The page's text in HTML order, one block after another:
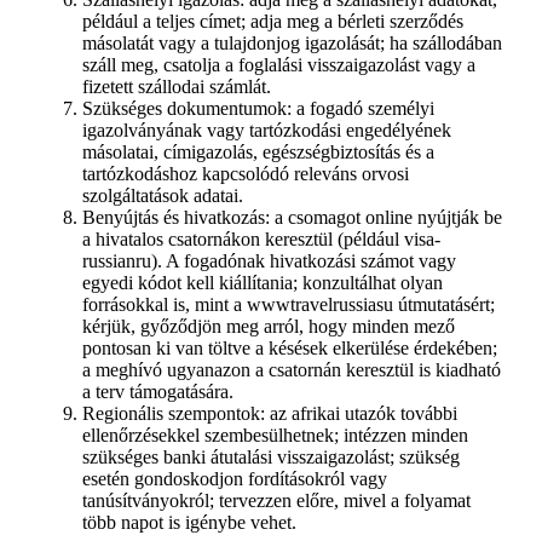
például a teljes címet; adja meg a bérleti szerződés
másolatát vagy a tulajdonjog igazolását; ha szállodában
száll meg, csatolja a foglalási visszaigazolást vagy a
fizetett szállodai számlát.
Szükséges dokumentumok: a fogadó személyi
igazolványának vagy tartózkodási engedélyének
másolatai, címigazolás, egészségbiztosítás és a
tartózkodáshoz kapcsolódó releváns orvosi
szolgáltatások adatai.
Benyújtás és hivatkozás: a csomagot online nyújtják be
a hivatalos csatornákon keresztül (például visa-
russianru). A fogadónak hivatkozási számot vagy
egyedi kódot kell kiállítania; konzultálhat olyan
forrásokkal is, mint a wwwtravelrussiasu útmutatásért;
kérjük, győződjön meg arról, hogy minden mező
pontosan ki van töltve a késések elkerülése érdekében;
a meghívó ugyanazon a csatornán keresztül is kiadható
a terv támogatására.
Regionális szempontok: az afrikai utazók további
ellenőrzésekkel szembesülhetnek; intézzen minden
szükséges banki átutalási visszaigazolást; szükség
esetén gondoskodjon fordításokról vagy
tanúsítványokról; tervezzen előre, mivel a folyamat
több napot is igénybe vehet.